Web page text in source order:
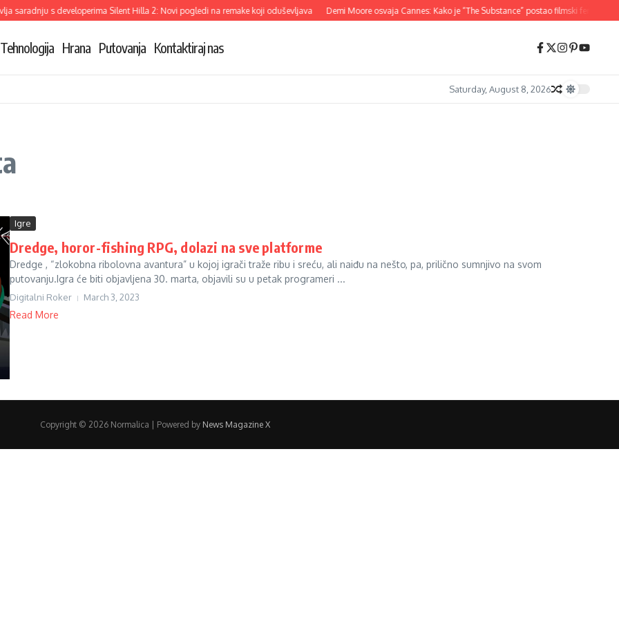
saradnju s developerima Silent Hilla 2: Novi pogledi na remake koji oduševljava Demi Moore osvaja Cannes: Kako je “The Substance” postao filmski fenomen
Tehnologija Hrana Putovanja Kontaktiraj nas
Saturday, August 8, 2026
Igre
Dredge, horor-fishing RPG, dolazi na sve platforme
Dredge , “zlokobna ribolovna avantura” u kojoj igrači traže ribu i sreću, ali naiđu na nešto, pa, prilično sumnjivo na svom
putovanju.Igra će biti objavljena 30. marta, objavili su u petak programeri ...
Digitalni Roker March 3, 2023
Read More
Copyright © 2026 Normalica | Powered by News Magazine X